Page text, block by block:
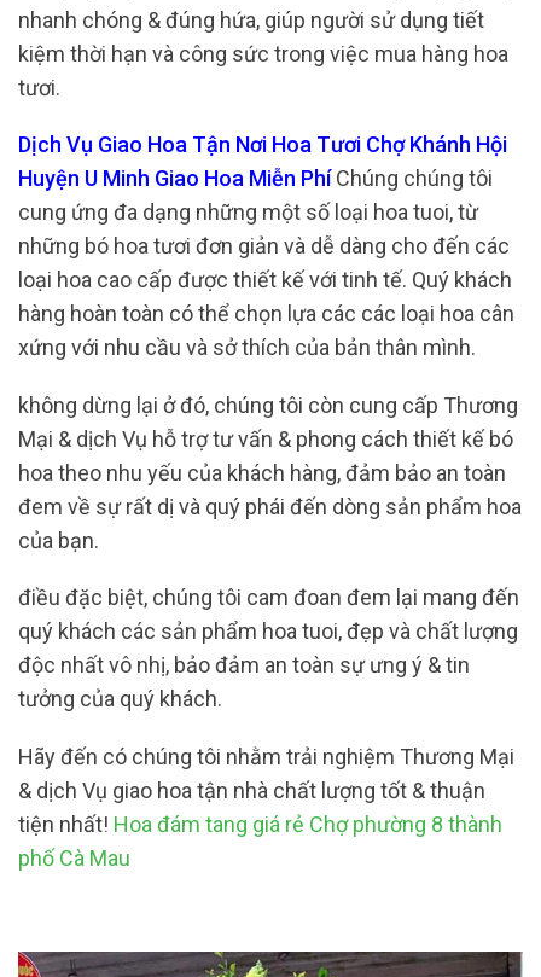
nhanh chóng & đúng hứa, giúp người sử dụng tiết
kiệm thời hạn và công sức trong việc mua hàng hoa
tươi.
Dịch Vụ Giao Hoa Tận Nơi Hoa Tươi Chợ Khánh Hội
Huyện U Minh Giao Hoa Miễn PhíChúng chúng tôi
cung ứng đa dạng những một số loại hoa tuoi, từ
những bó hoa tươi đơn giản và dễ dàng cho đến các
loại hoa cao cấp được thiết kế với tinh tế. Quý khách
hàng hoàn toàn có thể chọn lựa các các loại hoa cân
xứng với nhu cầu và sở thích của bản thân mình.
không dừng lại ở đó, chúng tôi còn cung cấp Thương
Mại & dịch Vụ hỗ trợ tư vấn & phong cách thiết kế bó
hoa theo nhu yếu của khách hàng, đảm bảo an toàn
đem về sự rất dị và quý phái đến dòng sản phẩm hoa
của bạn.
điều đặc biệt, chúng tôi cam đoan đem lại mang đến
quý khách các sản phẩm hoa tuoi, đẹp và chất lượng
độc nhất vô nhị, bảo đảm an toàn sự ưng ý & tin
tưởng của quý khách.
Hãy đến có chúng tôi nhằm trải nghiệm Thương Mại
& dịch Vụ giao hoa tận nhà chất lượng tốt & thuận
tiện nhất! Hoa đám tang giá rẻ Chợ phường 8 thành
phố Cà Mau